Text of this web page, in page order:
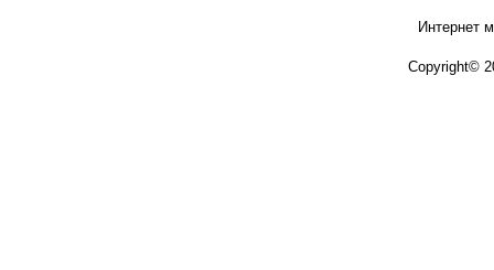
Интернет
Copyright©